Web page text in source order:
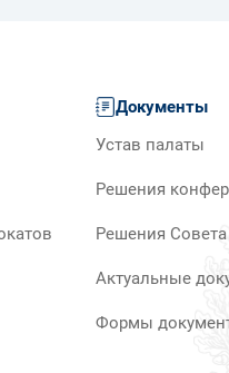
Документы
Устав палаты
Решения
Решения
Актуальные
Формы